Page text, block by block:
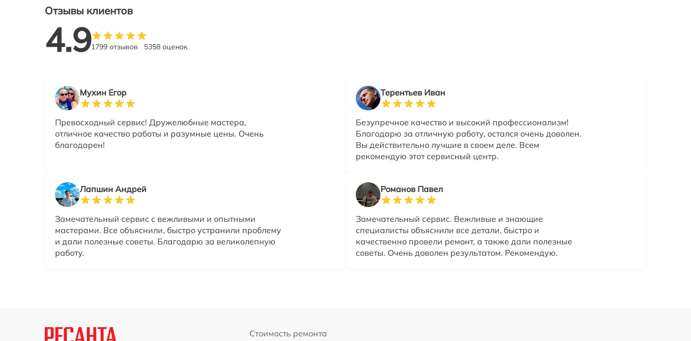
Отзывы клиентов
4.91799 отзывов 5358 оценок
Мухин Егор
Превосходный сервис! Дружелюбные мастера,
отличное качество работы и разумные цены. Очень
благодарен!
Терентьев Иван
Безупречное качество и высокий профессионализм!
Благодарю за отличную работу, остался очень доволен.
Вы действительно лучшие в своем деле. Всем
рекомендую этот сервисный центр.
Лапшин Андрей
Замечательный сервис с вежливыми и опытными
мастерами. Все объяснили, быстро устранили проблему
и дали полезные советы. Благодарю за великолепную
работу.
Романов Павел
Замечательный сервис. Вежливые и знающие
специалисты объяснили все детали, быстро и
качественно провели ремонт, а также дали полезные
советы. Очень доволен результатом. Рекомендую.
Стоимость ремонта